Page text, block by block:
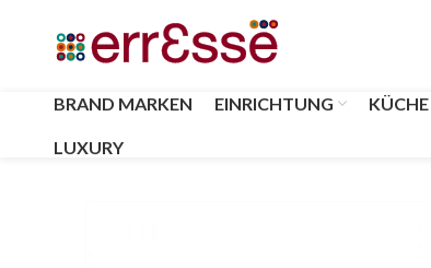
BRAND MARKEN EINRICHTUNG KÜCHE
LUXURY